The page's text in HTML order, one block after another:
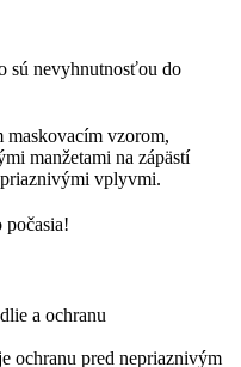
sú nevyhnutnosťou do
maskovacím vzorom,
manžetami na zápästí
vplyvmi.
počasia!
a ochranu
ochranu pred nepriaznivým